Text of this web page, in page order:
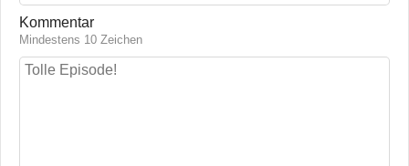
Kommentar
Mindestens 10 Zeichen